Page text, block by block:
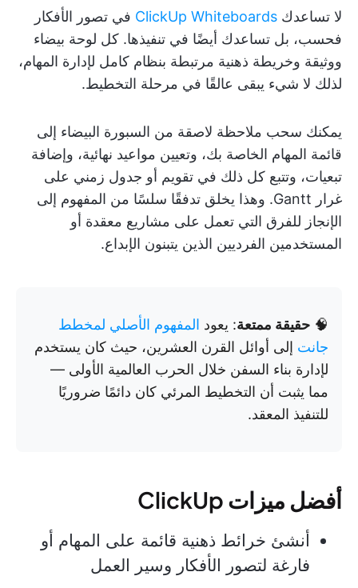
لا تساعدك ClickUp Whiteboards في تصور الأفكار
فحسب، بل تساعدك أيضًا في تنفيذها. كل لوحة بيضاء
ووثيقة وخريطة ذهنية مرتبطة بنظام كامل لإدارة المهام،
لذلك لا شيء يبقى عالقًا في مرحلة التخطيط.
يمكنك سحب ملاحظة لاصقة من السبورة البيضاء إلى
قائمة المهام الخاصة بك، وتعيين مواعيد نهائية، وإضافة
تبعيات، وتتبع كل ذلك في تقويم أو جدول زمني على
غرار Gantt. وهذا يخلق تدفقًا سلسًا من المفهوم إلى
الإنجاز للفرق التي تعمل على مشاريع معقدة أو
المستخدمين الفرديين الذين يتبنون الإبداع.
🧠 حقيقة ممتعة: يعود المفهوم الأصلي لمخطط
جانت إلى أوائل القرن العشرين، حيث كان يستخدم
لإدارة بناء السفن خلال الحرب العالمية الأولى —
مما يثبت أن التخطيط المرئي كان دائمًا ضروريًا
للتنفيذ المعقد.
أفضل ميزات ClickUp
أنشئ خرائط ذهنية قائمة على المهام أو
فارغة لتصور الأفكار وسير العمل